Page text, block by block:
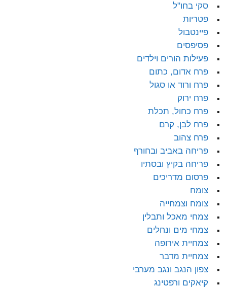
סקי בחו"ל
פטריות
פיינטבול
פסיפסים
פעילות הורים וילדים
פרח אדום, כתום
פרח ורוד או סגול
פרח ירוק
פרח כחול, תכלת
פרח לבן, קרם
פרח צהוב
פריחה באביב ובחורף
פריחה בקיץ ובסתיו
פרסום מדריכים
צומח
צומח וצמחייה
צמחי מאכל ותבלין
צמחי מים ונחלים
צמחיית אירופה
צמחיית מדבר
צפון הנגב ונגב מערבי
קיאקים ורפטינג